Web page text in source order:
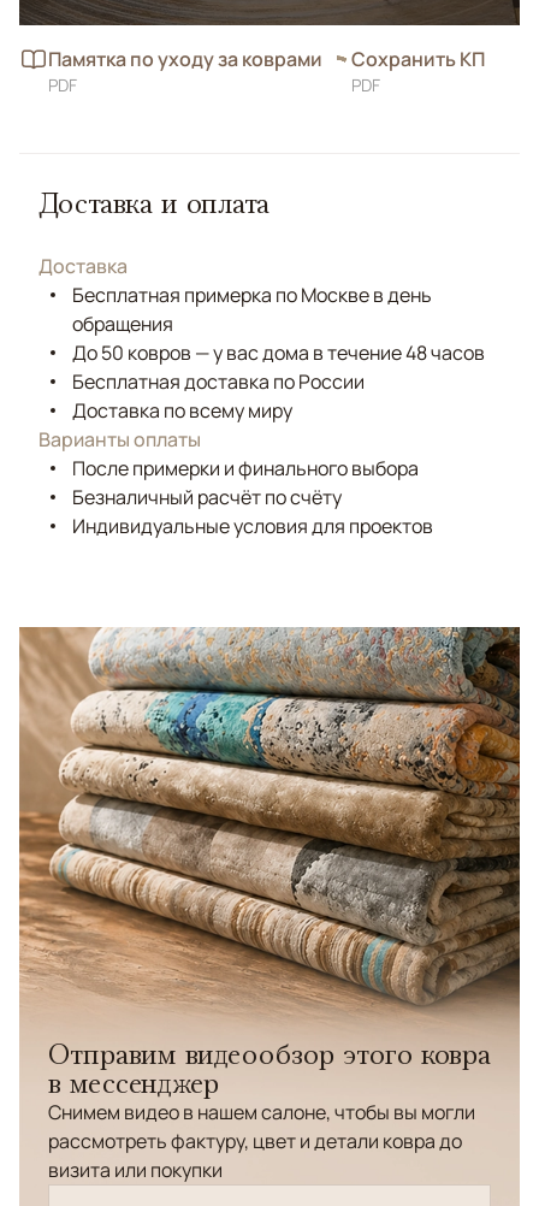
Памятка по уходу за коврами
PDF
Сохранить КП
PDF
Доставка и оплата
Доставка
Бесплатная примерка по Москве в день
обращения
До 50 ковров — у вас дома в течение 48 часов
Бесплатная доставка по России
Доставка по всему миру
Варианты оплаты
После примерки и финального выбора
Безналичный расчёт по счёту
Индивидуальные условия для проектов
Отправим видеообзор этого ковра
в мессенджер
Снимем видео в нашем салоне, чтобы вы могли
рассмотреть фактуру, цвет и детали ковра до
визита или покупки